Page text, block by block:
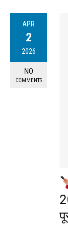
APR
2
2026
NO
COMMENTS